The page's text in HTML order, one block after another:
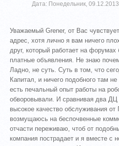
Дата: Понедельник,
Уважаемый Grener, от Вас
адрес, хотя лично я вам ничего
друг, который работает на форумах
платные объявления. Не знаю
Ладно, не суть. Суть в том, что
Капитал, и ничего подобного там
есть печальный опыт работы на
обворовывали. И сравнивая два
высокое качество обслуживания
возмущаюсь на беспочвенные
отчасти переживаю, чтоб от
компания пострадает и я вместе с